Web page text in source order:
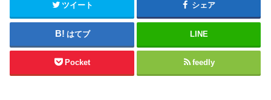
ツイート シェア
はてブ LINE
Pocket feedly